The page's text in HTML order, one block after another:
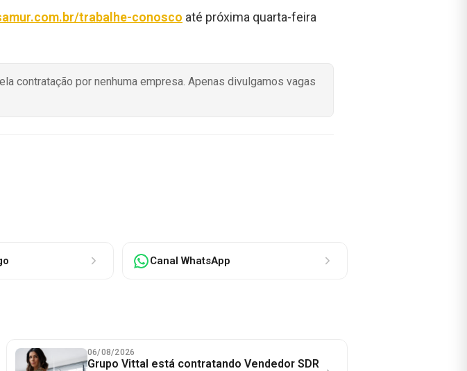
trabalhe-conosco até próxima quarta-feira
contratação por nenhuma empresa. Apenas divulgamos vagas
Canal WhatsApp
06/08/2026
Grupo Vittal está contratando Vendedor SDR